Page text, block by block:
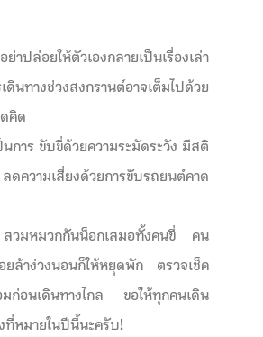
ล่อยให้ตัวเองกลายเป็นเรื่องเล่า
ดินทางช่วงสงกรานต์อาจเต็มไปด้วย
คิด
นการ ขับขี่ด้วยความระมัดระวัง มีสติ
วามเสี่ยงด้วยการขับรถยนต์คาด
วมหมวกกันน็อกเสมอทั้งคนขี่ คน
ล้าง่วงนอนก็ให้หยุดพัก ตรวจเช็ค
มก่อนเดินทางไกล ขอให้ทุกคนเดิน
หมายในปีนี้นะครับ!